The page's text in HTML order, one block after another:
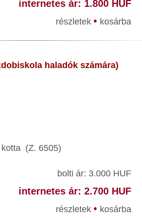
internetes ár: 1.800 HUF
részletek • kosárba
haladók számára)
(Z. 6505)
bolti ár: 3.000 HUF
internetes ár: 2.700 HUF
részletek • kosárba